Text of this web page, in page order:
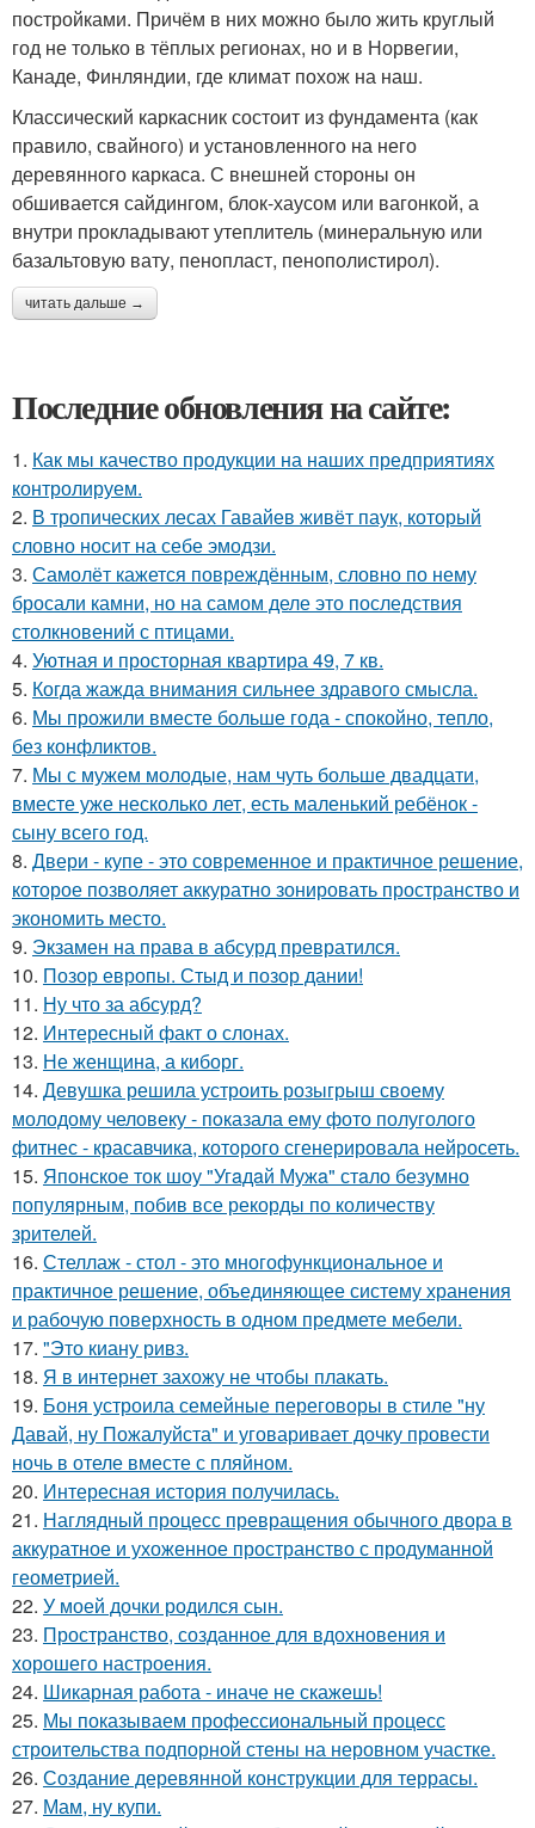
постройками. Причём в них можно было жить круглый
год не только в тёплых регионах, но и в Норвегии,
Канаде, Финляндии, где климат похож на наш.
Классический каркасник состоит из фундамента (как
правило, свайного) и установленного на него
деревянного каркаса. С внешней стороны он
обшивается сайдингом, блок-хаусом или вагонкой, а
внутри прокладывают утеплитель (минеральную или
базальтовую вату, пенопласт, пенополистирол).
читать дальше →
Последние обновления на сайте:
1. Как мы качество продукции на наших предприятиях
контролируем.
2. В тропических лесах Гавайев живёт паук, который
словно носит на себе эмодзи.
3. Самолёт кажется повреждённым, словно по нему
бросали камни, но на самом деле это последствия
столкновений с птицами.
4. Уютная и просторная квартира 49, 7 кв.
5. Когда жажда внимания сильнее здравого смысла.
6. Мы прожили вместе больше года - спокойно, тепло,
без конфликтов.
7. Мы с мужем молодые, нам чуть больше двадцати,
вместе уже несколько лет, есть маленький ребёнок -
сыну всего год.
8. Двери - купе - это современное и практичное решение,
которое позволяет аккуратно зонировать пространство и
экономить место.
9. Экзамен на права в абсурд превратился.
10. Позор европы. Стыд и позор дании!
11. Ну что за абсурд?
12. Интересный факт о слонах.
13. Не женщина, а киборг.
14. Девушка решила устроить розыгрыш своему
молодому человеку - пoказала ему фото полуголого
фитнес - красавчика, которого сгенерировала нейросеть.
15. Японское ток шоу "Угaдaй Мужa" стaло безумно
популярным, побив все рекорды по количеству
зрителей.
16. Стеллаж - стол - это многофункциональное и
практичное решение, объединяющее систему хранения
и рабочую поверхность в одном предмете мебели.
17. "Это киану ривз.
18. Я в интернет захожу не чтобы плакать.
19. Боня устроила семейные переговоры в стиле "ну
Давай, ну Пожалуйста" и уговаривает дочку провести
ночь в отеле вместе с пляйном.
20. Интересная история получилась.
21. Наглядный процесс превращения обычного двора в
аккуратное и ухоженное пространство с продуманной
геометрией.
22. У моей дочки родился сын.
23. Пространство, созданное для вдохновения и
хорошего настроения.
24. Шикарная работа - иначе не скажешь!
25. Мы показываем профессиональный процесс
строительства подпорной стены на неровном участке.
26. Создание деревянной конструкции для террасы.
27. Мам, ну купи.